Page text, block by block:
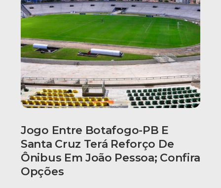
Jogo Entre Botafogo-PB E
Santa Cruz Terá Reforço De
Ônibus Em João Pessoa; Confira
Opções